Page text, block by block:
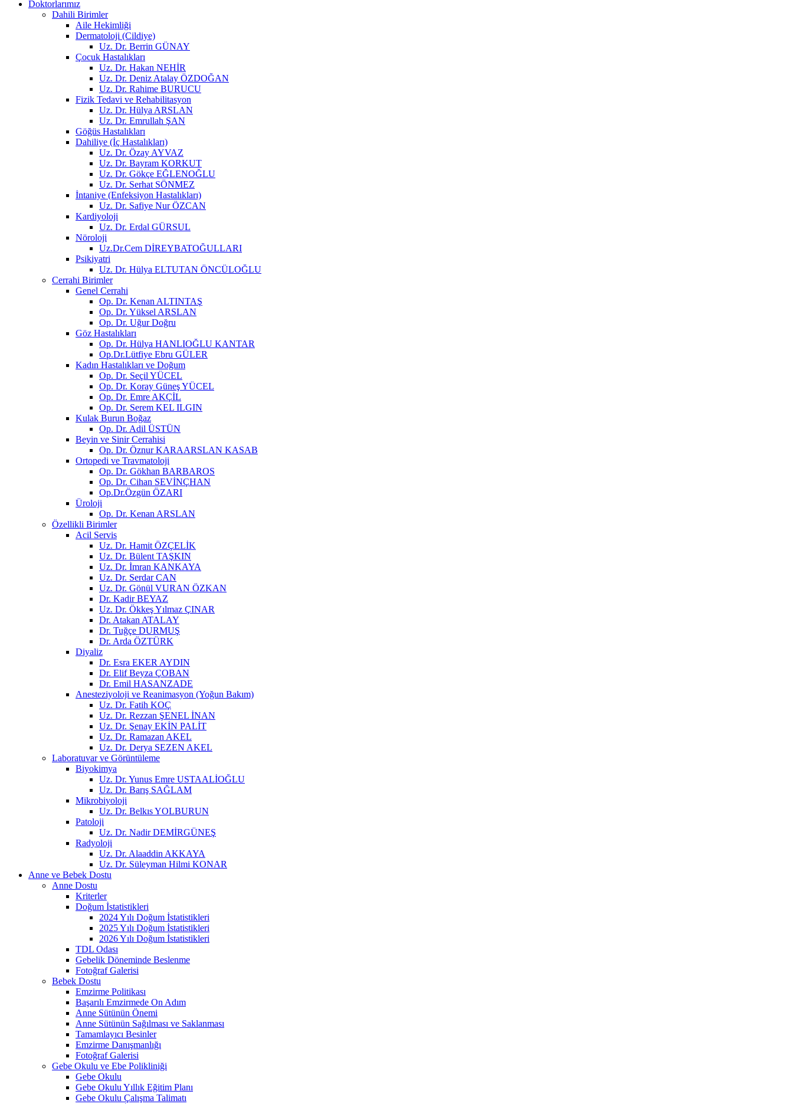
Doktorlarımız
Dahili Birimler
Aile Hekimliği
Dermatoloji (Cildiye)
Uz. Dr. Berrin GÜNAY
Çocuk Hastalıkları
Uz. Dr. Hakan NEHİR
Uz. Dr. Deniz Atalay ÖZDOĞAN
Uz. Dr. Rahime BURUCU
Fizik Tedavi ve Rehabilitasyon
Uz. Dr. Hülya ARSLAN
Uz. Dr. Emrullah ŞAN
Göğüs Hastalıkları
Dahiliye (İç Hastalıkları)
Uz. Dr. Özay AYVAZ
Uz. Dr. Bayram KORKUT
Uz. Dr. Gökçe EĞLENOĞLU
Uz. Dr. Serhat SÖNMEZ
İntaniye (Enfeksiyon Hastalıkları)
Uz. Dr. Safiye Nur ÖZCAN
Kardiyoloji
Uz. Dr. Erdal GÜRSUL
Nöroloji
Uz.Dr.Cem DİREYBATOĞULLARI
Psikiyatri
Uz. Dr. Hülya ELTUTAN ÖNCÜLOĞLU
Cerrahi Birimler
Genel Cerrahi
Op. Dr. Kenan ALTINTAŞ
Op. Dr. Yüksel ARSLAN
Op. Dr. Uğur Doğru
Göz Hastalıkları
Op. Dr. Hülya HANLIOĞLU KANTAR
Op.Dr.Lütfiye Ebru GÜLER
Kadın Hastalıkları ve Doğum
Op. Dr. Seçil YÜCEL
Op. Dr. Koray Güneş YÜCEL
Op. Dr. Emre AKÇİL
Op. Dr. Serem KEL ILGIN
Kulak Burun Boğaz
Op. Dr. Adil ÜSTÜN
Beyin ve Sinir Cerrahisi
Op. Dr. Öznur KARAARSLAN KASAB
Ortopedi ve Travmatoloji
Op. Dr. Gökhan BARBAROS
Op. Dr. Cihan SEVİNÇHAN
Op.Dr.Özgün ÖZARI
Üroloji
Op. Dr. Kenan ARSLAN
Özellikli Birimler
Acil Servis
Uz. Dr. Hamit ÖZÇELİK
Uz. Dr. Bülent TAŞKIN
Uz. Dr. İmran KANKAYA
Uz. Dr. Serdar CAN
Uz. Dr. Gönül VURAN ÖZKAN
Dr. Kadir BEYAZ
Uz. Dr. Ökkeş Yılmaz ÇINAR
Dr. Atakan ATALAY
Dr. Tuğçe DURMUŞ
Dr. Arda ÖZTÜRK
Diyaliz
Dr. Esra EKER AYDIN
Dr. Elif Beyza ÇOBAN
Dr. Emil HASANZADE
Anesteziyoloji ve Reanimasyon (Yoğun Bakım)
Uz. Dr. Fatih KOÇ
Uz. Dr. Rezzan ŞENEL İNAN
Uz. Dr. Şenay EKİN PALİT
Uz. Dr. Ramazan AKEL
Uz. Dr. Derya SEZEN AKEL
Laboratuvar ve Görüntüleme
Biyokimya
Uz. Dr. Yunus Emre USTAALİOĞLU
Uz. Dr. Barış SAĞLAM
Mikrobiyoloji
Uz. Dr. Belkıs YOLBURUN
Patoloji
Uz. Dr. Nadir DEMİRGÜNEŞ
Radyoloji
Uz. Dr. Alaaddin AKKAYA
Uz. Dr. Süleyman Hilmi KONAR
Anne ve Bebek Dostu
Anne Dostu
Kriterler
Doğum İstatistikleri
2024 Yılı Doğum İstatistikleri
2025 Yılı Doğum İstatistikleri
2026 Yılı Doğum İstatistikleri
TDL Odası
Gebelik Döneminde Beslenme
Fotoğraf Galerisi
Bebek Dostu
Emzirme Politikası
Başarılı Emzirmede On Adım
Anne Sütünün Önemi
Anne Sütünün Sağılması ve Saklanması
Tamamlayıcı Besinler
Emzirme Danışmanlığı
Fotoğraf Galerisi
Gebe Okulu ve Ebe Polikliniği
Gebe Okulu
Gebe Okulu Yıllık Eğitim Planı
Gebe Okulu Çalışma Talimatı